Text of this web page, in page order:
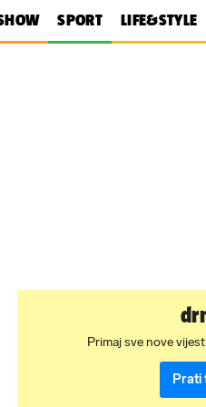
SPORT LIFE&STYLE
Primaj sve nove
Prati